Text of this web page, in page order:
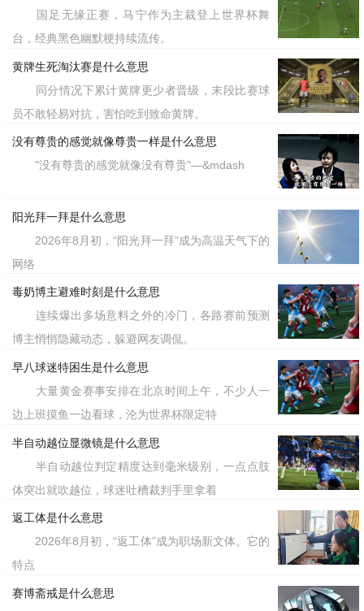
国足无缘正赛，马宁作为主裁登上世界杯舞
台，经典黑色幽默梗持续流传。
黄牌生死淘汰赛是什么意思
同分情况下累计黄牌更少者晋级，末段比赛球
员不敢轻易对抗，害怕吃到致命黄牌。
没有尊贵的感觉就像尊贵一样是什么意思
"没有尊贵的感觉就像没有尊贵"—&mdash
阳光拜一拜是什么意思
2026年8月初，“阳光拜一拜”成为高温天气下的
网络
毒奶博主避难时刻是什么意思
连续爆出多场意料之外的冷门，各路赛前预测
博主悄悄隐藏动态，躲避网友调侃。
早八球迷特困生是什么意思
大量黄金赛事安排在北京时间上午，不少人一
边上班摸鱼一边看球，沦为世界杯限定特
半自动越位显微镜是什么意思
半自动越位判定精度达到毫米级别，一点点肢
体突出就吹越位，球迷吐槽裁判手里拿着
返工体是什么意思
2026年8月初，“返工体”成为职场新文体。它的
特点
赛博斋戒是什么意思